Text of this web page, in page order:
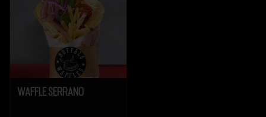
Waffle Serrano